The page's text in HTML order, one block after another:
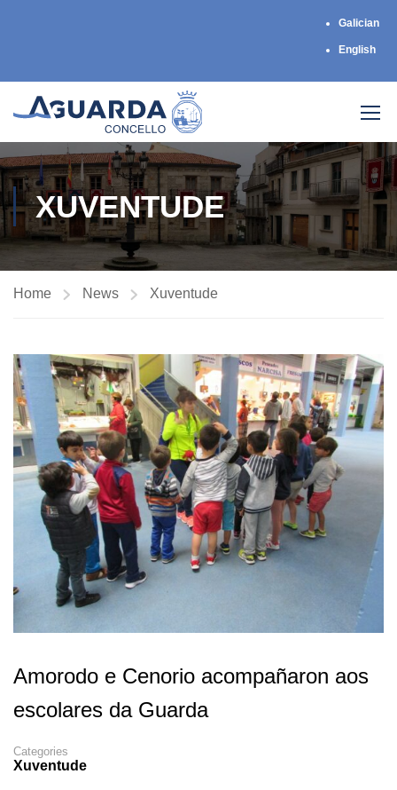
Galician
English
XUVENTUDE
Home News Xuventude
Amorodo e Cenorio acompañaron aos
escolares da Guarda
Categories
Xuventude